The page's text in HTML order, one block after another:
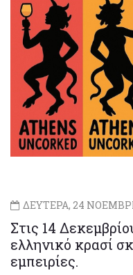
ΔΕΥΤΕΡΑ, 24
Στις 14
ελληνικό κρασί
εμπειρίες.